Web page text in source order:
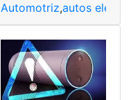
Automotriz,autos